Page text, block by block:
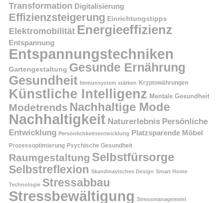
Transformation Digitalisierung
Effizienzsteigerung Einrichtungstipps
Elektromobilität Energieeffizienz
Entspannung
Entspannungstechniken
Gartengestaltung Gesunde Ernährung
Gesundheit Immunsystem stärken Kryptowährungen
Künstliche Intelligenz Mentale Gesundheit
Modetrends Nachhaltige Mode
Nachhaltigkeit Naturerlebnis Persönliche
Entwicklung Persönlichkeitsentwicklung Platzsparende Möbel
Prozessoptimierung Psychische Gesundheit
Raumgestaltung Selbstfürsorge
Selbstreflexion Skandinavisches Design Smart Home
Technologie Stressabbau
Stressbewältigung Stressmanagement